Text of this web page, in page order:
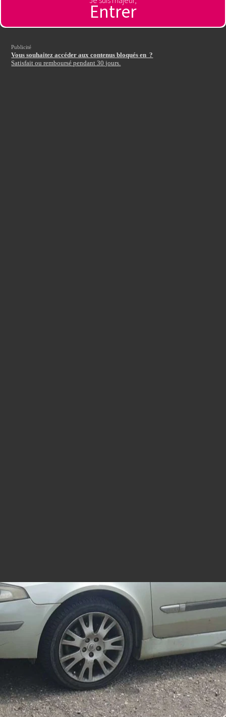
Entrer
Publicité
Vous souhaitez accéder aux contenus bloqués en ?
Satisfait ou remboursé pendant 30 jours.
Autre pays